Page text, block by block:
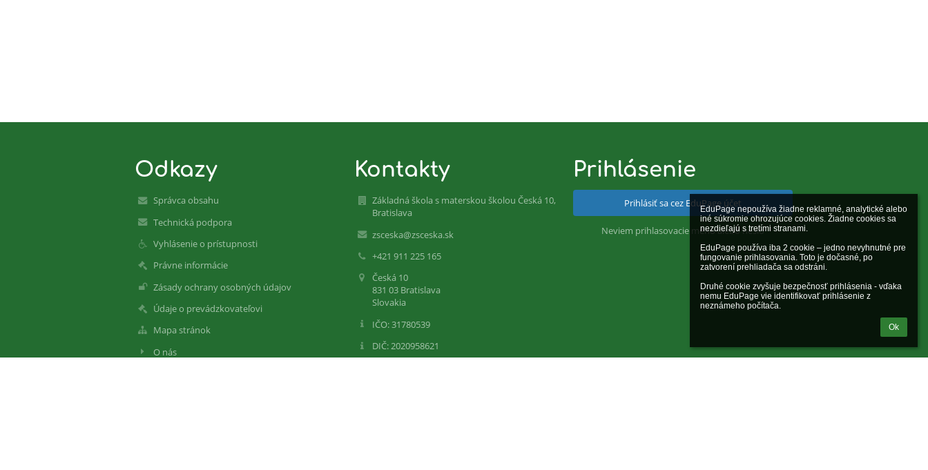
EduPage nepoužíva žiadne reklamné, analytické alebo
iné súkromie ohrozujúce cookies. Žiadne cookies sa
nezdieľajú s tretími stranami.
EduPage používa iba 2 cookie – jedno nevyhnutné pre
fungovanie prihlasovania. Toto je dočasné, po
zatvorení prehliadača sa odstráni.
Druhé cookie zvyšuje bezpečnosť prihlásenia - vďaka
nemu EduPage vie identifikovať prihlásenie z
neznámeho počítača.
Ok
Odkazy
Správca obsahu
Technická podpora
Vyhlásenie o prístupnosti
Právne informácie
Zásady ochrany osobných údajov
Údaje o prevádzkovateľovi
Mapa stránok
O nás
Kontakty
Základná škola s materskou školou Česká 10,
Bratislava
zsceska@zsceska.sk
+421 911 225 165
Česká 10
831 03 Bratislava
Slovakia
IČO: 31780539
DIČ: 2020958621
Prihlásenie
Prihlásiť sa cez EduPage účet
Neviem prihlasovacie meno alebo heslo